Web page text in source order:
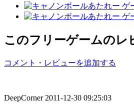
このフリーゲームのレ
コメント・レビューを追加する
DeepCorner 2011-12-30 09:25:03